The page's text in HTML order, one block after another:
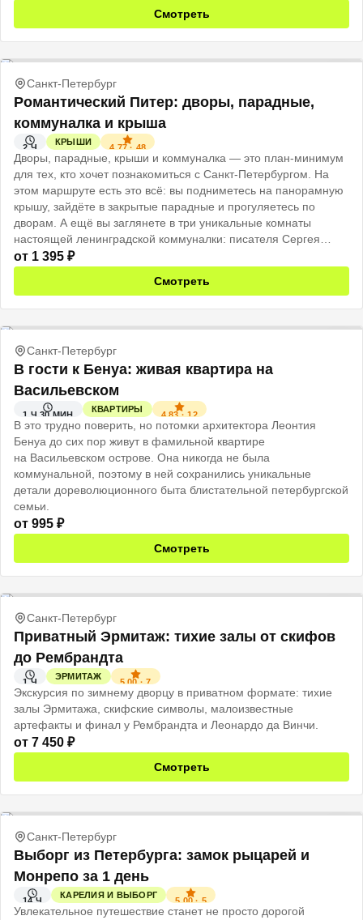
Смотреть
Санкт-Петербург
Романтический Питер: дворы, парадные,
коммуналка и крыша
2 Ч
КРЫШИ
4.77· 48
Дворы, парадные, крыши и коммуналка — это план-минимум
для тех, кто хочет познакомиться с Санкт-Петербургом. На
этом маршруте есть это всё: вы подниметесь на панорамную
крышу, зайдёте в закрытые парадные и прогуляетесь по
дворам. А ещё вы заглянете в три уникальные комнаты
настоящей ленинградской коммуналки: писателя Сергея
Довлатова, «бабушкину» с дореволюционным интерьером и
богемную мастерскую художницы Татьяны Милеант.
от 1 395 ₽
Смотреть
Санкт-Петербург
В гости к Бенуа: живая квартира на
Васильевском
1 Ч 30 МИН
КВАРТИРЫ
4.83 ·12
В это трудно поверить, но потомки архитектора Леонтия
Бенуа до сих пор живут в фамильной квартире
на Васильевском острове. Она никогда не была
коммунальной, поэтому в ней сохранились уникальные
детали дореволюционного быта блистательной петербургской
семьи.
от 995 ₽
Смотреть
Санкт-Петербург
Приватный Эрмитаж: тихие залы от скифов
до Рембрандта
1 Ч
ЭРМИТАЖ
5.00·7
Экскурсия по зимнему дворцу в приватном формате: тихие
залы Эрмитажа, скифские символы, малоизвестные
артефакты и финал у Рембрандта и Леонардо да Винчи.
от 7 450 ₽
Смотреть
Санкт-Петербург
Выборг из Петербурга: замок рыцарей и
Монрепо за 1 день
14 Ч
КАРЕЛИЯ И ВЫБОРГ
5.00· 5
Увлекательное путешествие станет не просто дорогой